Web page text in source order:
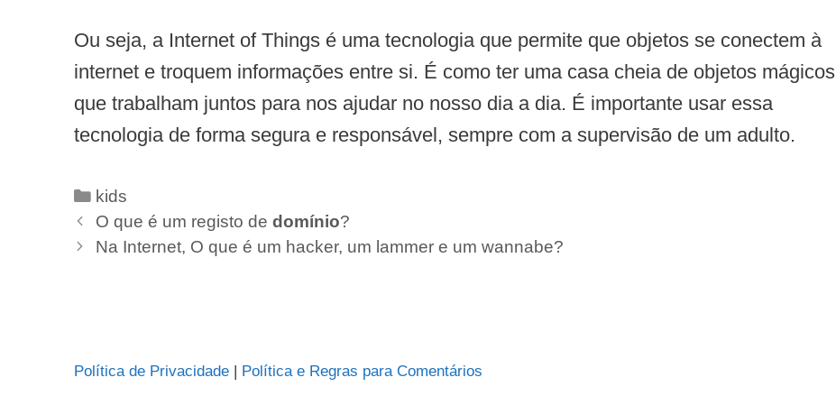
Ou seja, a Internet of Things é uma tecnologia que permite que objetos se conectem à
internet e troquem informações entre si. É como ter uma casa cheia de objetos mágicos
que trabalham juntos para nos ajudar no nosso dia a dia. É importante usar essa
tecnologia de forma segura e responsável, sempre com a supervisão de um adulto.
Categorias
kids
O que é um registo dedomínio?
Na Internet, O que é um hacker, um lammer e um wannabe?
Política de Privacidade Política e Regras para Comentários